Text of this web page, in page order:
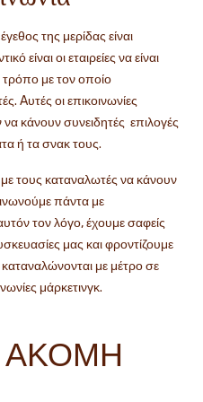
της μερίδας είναι
είναι οι εταιρείες να είναι
τρόπο με τον οποίο
Aυτές οι επικοινωνίες
κάνουν συνειδητές επιλογές
ή τα σνακ τους.
τους καταναλωτές να κάνουν
πάντα με
τον λόγο, έχουμε σαφείς
μας και φροντίζουμε
με μέτρο σε
μάρκετινγκ.